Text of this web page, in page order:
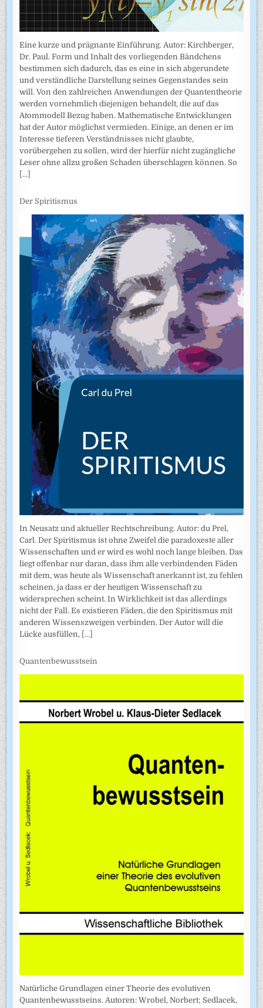
Eine kurze und prägnante Einführung. Autor: Kirchberger,
Dr. Paul. Form und Inhalt des vorliegenden Bändchens
bestimmen sich dadurch, das es eine in sich abgerundete
und verständliche Darstellung seines Gegenstandes sein
will. Von den zahlreichen Anwendungen der Quantentheorie
werden vornehmlich diejenigen behandelt, die auf das
Atommodell Bezug haben. Mathematische Entwicklungen
hat der Autor möglichst vermieden. Einige, an denen er im
Interesse tieferen Verständnisses nicht glaubte,
vorübergehen zu sollen, wird der hierfür nicht zugängliche
Leser ohne allzu großen Schaden überschlagen können. So
[...]
Der Spiritismus
In Neusatz und aktueller Rechtschreibung. Autor: du Prel,
Carl. Der Spiritismus ist ohne Zweifel die paradoxeste aller
Wissenschaften und er wird es wohl noch lange bleiben. Das
liegt offenbar nur daran, dass ihm alle verbindenden Fäden
mit dem, was heute als Wissenschaft anerkannt ist, zu fehlen
scheinen, ja dass er der heutigen Wissenschaft zu
widersprechen scheint. In Wirklichkeit ist das allerdings
nicht der Fall. Es existieren Fäden, die den Spiritismus mit
anderen Wissenszweigen verbinden. Der Autor will die
Lücke ausfüllen, [...]
Quantenbewusstsein
Natürliche Grundlagen einer Theorie des evolutiven
Quantenbewusstseins. Autoren: Wrobel, Norbert; Sedlacek,